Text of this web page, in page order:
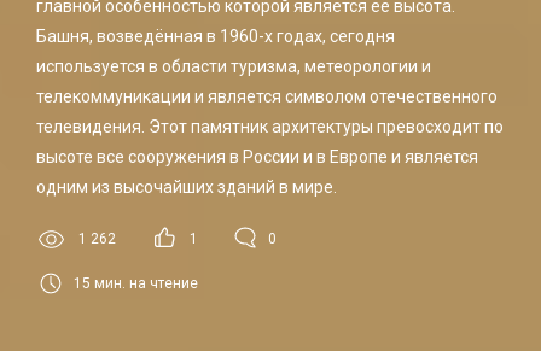
главной особенностью которой является её высота.
Башня, возведённая в 1960-х годах, сегодня
используется в области туризма, метеорологии и
телекоммуникации и является символом отечественного
телевидения. Этот памятник архитектуры превосходит по
высоте все сооружения в России и в Европе и является
одним из высочайших зданий в мире.
1 262 1 0
15 мин. на чтение